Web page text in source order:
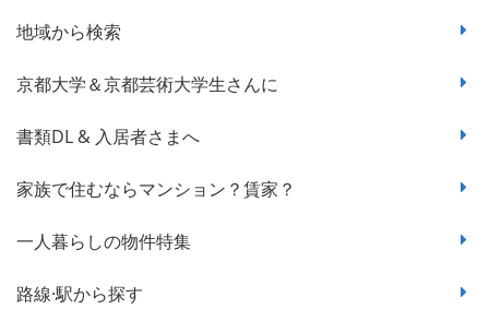
地域から検索
京都大学＆京都芸術大学生さんに
書類DL & 入居者さまへ
家族で住むならマンション？賃家？
一人暮らしの物件特集
路線·駅から探す